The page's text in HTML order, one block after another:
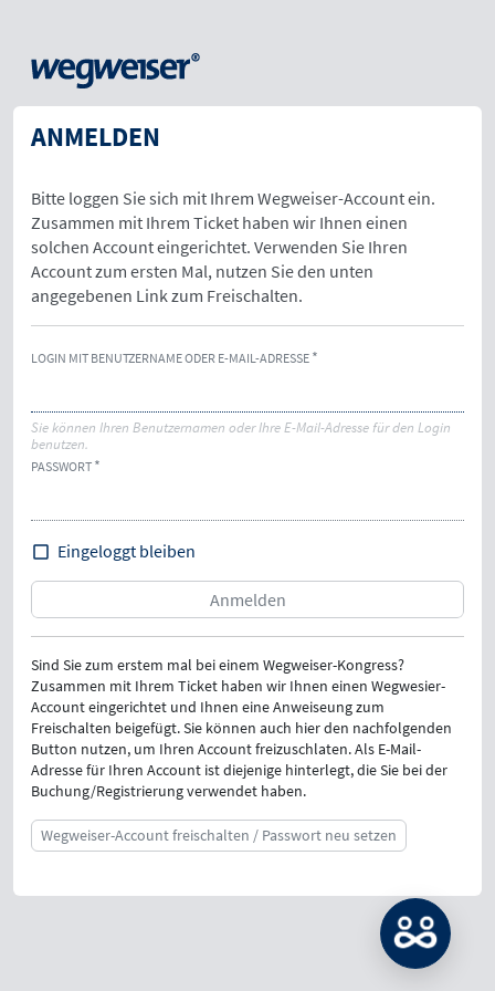
ANMELDEN
Bitte loggen Sie sich mit Ihrem Wegweiser-Account ein.
Zusammen mit Ihrem Ticket haben wir Ihnen einen
solchen Account eingerichtet. Verwenden Sie Ihren
Account zum ersten Mal, nutzen Sie den unten
angegebenen Link zum Freischalten.
LOGIN MIT BENUTZERNAME ODER E-MAIL-ADRESSE
Sie können Ihren Benutzernamen oder Ihre E-Mail-Adresse für den Login
benutzen.
PASSWORT
Eingeloggt bleiben
Sind Sie zum erstem mal bei einem Wegweiser-Kongress?
Zusammen mit Ihrem Ticket haben wir Ihnen einen Wegwesier-
Account eingerichtet und Ihnen eine Anweiseung zum
Freischalten beigefügt. Sie können auch hier den nachfolgenden
Button nutzen, um Ihren Account freizuschlaten. Als E-Mail-
Adresse für Ihren Account ist diejenige hinterlegt, die Sie bei der
Buchung/Registrierung verwendet haben.
Wegweiser-Account freischalten / Passwort neu setzen